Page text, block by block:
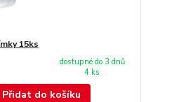
15ks
dostupné do 3 dnů
4 ks
Přidat do košíku